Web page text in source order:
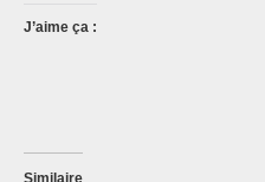
J’aime ça :
Similaire